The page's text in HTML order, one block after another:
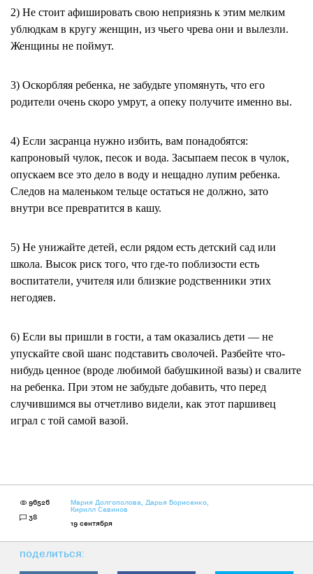
2) Не стоит афишировать свою неприязнь к этим мелким
ублюдкам в кругу женщин, из чьего чрева они и вылезли.
Женщины не поймут.
3) Оскорбляя ребенка, не забудьте упомянуть, что его
родители очень скоро умрут, а опеку получите именно вы.
4) Если засранца нужно избить, вам понадобятся:
капроновый чулок, песок и вода. Засыпаем песок в чулок,
опускаем все это дело в воду и нещадно лупим ребенка.
Следов на маленьком тельце остаться не должно, зато
внутри все превратится в кашу.
5) Не унижайте детей, если рядом есть детский сад или
школа. Высок риск того, что где-то поблизости есть
воспитатели, учителя или близкие родственники этих
негодяев.
6) Если вы пришли в гости, а там оказались дети — не
упускайте свой шанс подставить сволочей. Разбейте что-
нибудь ценное (вроде любимой бабушкиной вазы) и свалите
на ребенка. При этом не забудьте добавить, что перед
случившимся вы отчетливо видели, как этот паршивец
играл с той самой вазой.
96526
38
Мария Долгополова, Дарья Борисенко,
Кирилл Савинов
19 сентября
поделиться: